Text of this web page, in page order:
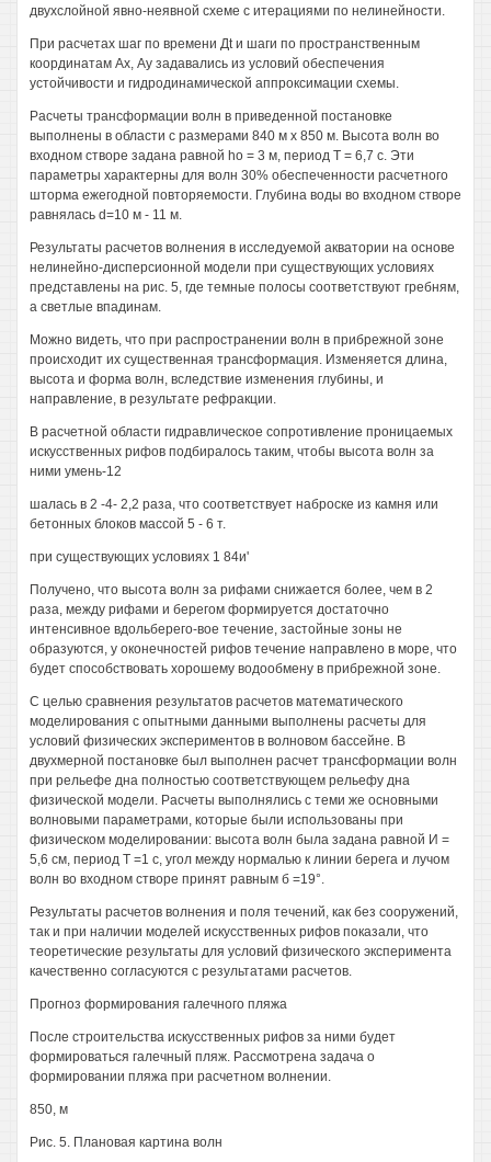
двухслойной явно-неявной схеме с итерациями по нелинейности.
При расчетах шаг по времени Дt и шаги по пространственным
координатам Ах, Ау задавались из условий обеспечения
устойчивости и гидродинамической аппроксимации схемы.
Расчеты трансформации волн в приведенной постановке
выполнены в области с размерами 840 м х 850 м. Высота волн во
входном створе задана равной ho = 3 м, период Т = 6,7 с. Эти
параметры характерны для волн 30% обеспеченности расчетного
шторма ежегодной повторяемости. Глубина воды во входном створе
равнялась d=10 м - 11 м.
Результаты расчетов волнения в исследуемой акватории на основе
нелинейно-дисперсионной модели при существующих условиях
представлены на рис. 5, где темные полосы соответствуют гребням,
а светлые впадинам.
Можно видеть, что при распространении волн в прибрежной зоне
происходит их существенная трансформация. Изменяется длина,
высота и форма волн, вследствие изменения глубины, и
направление, в результате рефракции.
В расчетной области гидравлическое сопротивление проницаемых
искусственных рифов подбиралось таким, чтобы высота волн за
ними умень-12
шалась в 2 -4- 2,2 раза, что соответствует наброске из камня или
бетонных блоков массой 5 - 6 т.
при существующих условиях 1 84и'
Получено, что высота волн за рифами снижается более, чем в 2
раза, между рифами и берегом формируется достаточно
интенсивное вдольберего-вое течение, застойные зоны не
образуются, у оконечностей рифов течение направлено в море, что
будет способствовать хорошему водообмену в прибрежной зоне.
С целью сравнения результатов расчетов математического
моделирования с опытными данными выполнены расчеты для
условий физических экспериментов в волновом бассейне. В
двухмерной постановке был выполнен расчет трансформации волн
при рельефе дна полностью соответствующем рельефу дна
физической модели. Расчеты выполнялись с теми же основными
волновыми параметрами, которые были использованы при
физическом моделировании: высота волн была задана равной И =
5,6 см, период Т =1 с, угол между нормалью к линии берега и лучом
волн во входном створе принят равным б =19°.
Результаты расчетов волнения и поля течений, как без сооружений,
так и при наличии моделей искусственных рифов показали, что
теоретические результаты для условий физического эксперимента
качественно согласуются с результатами расчетов.
Прогноз формирования галечного пляжа
После строительства искусственных рифов за ними будет
формироваться галечный пляж. Рассмотрена задача о
формировании пляжа при расчетном волнении.
850, м
Рис. 5. Плановая картина волн